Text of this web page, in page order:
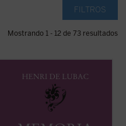
FILTROS
Mostrando 1 - 12 de 73 resultados
primeros veinte años yMemoria en torno a
. Ambas Memorias nos
permiten conocer la vida y la obra de Henri
de Lubac desde su nacimiento en 1896
hasta el final de su período militar ...